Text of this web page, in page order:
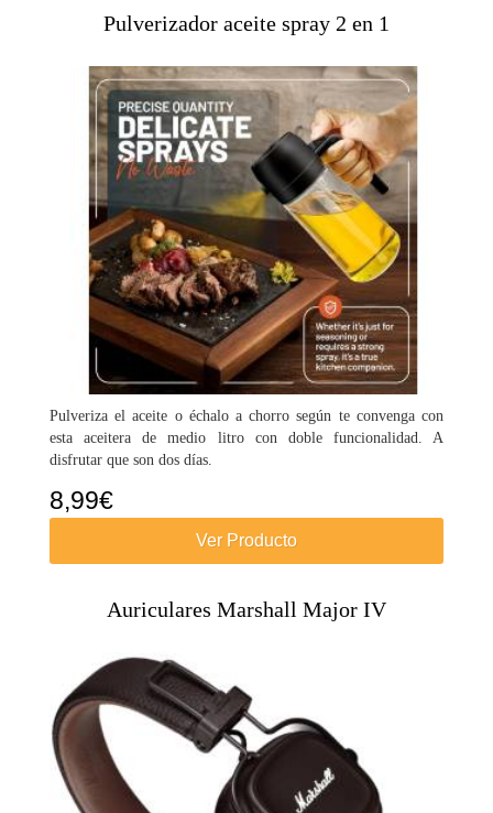
era:
es:
Pulverizador aceite spray 2 en 1
Pulveriza el aceite o échalo a chorro según te convenga con
esta aceitera de medio litro con doble funcionalidad. A
disfrutar que son dos días.
8,99€
Ver Producto
Auriculares Marshall Major IV